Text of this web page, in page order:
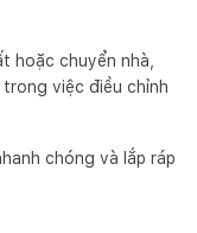
hoặc chuyển nhà,
việc điều chỉnh
chóng và lắp ráp